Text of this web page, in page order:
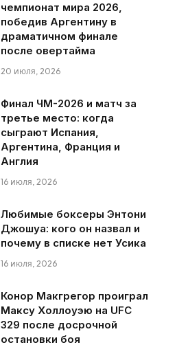
чемпионат мира 2026,
победив Аргентину в
драматичном финале
после овертайма
20 июля, 2026
Финал ЧМ-2026 и матч за
третье место: когда
сыграют Испания,
Аргентина, Франция и
Англия
16 июля, 2026
Любимые боксеры Энтони
Джошуа: кого он назвал и
почему в списке нет Усика
16 июля, 2026
Конор Макгрегор проиграл
Максу Холлоуэю на UFC
329 после досрочной
остановки боя